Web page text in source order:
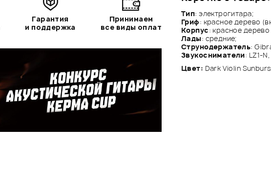
Тип: электрогитара;
Гриф: красное дерево
Корпус: красное
Лады: средние;
Струнодержатель:
Звукосниматели: LZ1-
Цвет: Dark Violin
Гарантия
и поддержка
Принимаем
все виды оплат